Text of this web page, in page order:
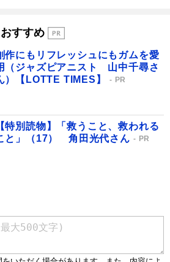
おすすめ
作にもリフレッシュにもガムを愛
（ジャズピアニスト 山中千尋さ
）【LOTTE TIMES】
PR
【特別読物】「救うこと、救われる
と」（17） 角田光代さん
PR